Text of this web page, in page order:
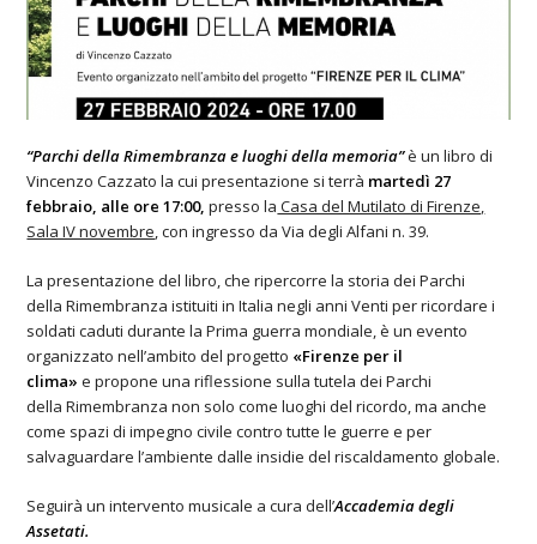
“Parchi della Rimembranza e luoghi della memoria”è un libro di
Vincenzo Cazzato la cui presentazione si terrà martedì 27
febbraio, alle ore 17:00, presso la Casa del Mutilato di Firenze,
Sala IV novembre, con ingresso da Via degli Alfani n. 39.
La presentazione del libro, che ripercorre la storia dei Parchi
della Rimembranza istituiti in Italia negli anni Venti per ricordare i
soldati caduti durante la Prima guerra mondiale, è un evento
organizzato nell’ambito del progetto «Firenze per il
clima» e propone una riflessione sulla tutela dei Parchi
della Rimembranza non solo come luoghi del ricordo, ma anche
come spazi di impegno civile contro tutte le guerre e per
salvaguardare l’ambiente dalle insidie del riscaldamento globale.
Seguirà un intervento musicale a cura dell’Accademia degli
Assetati.